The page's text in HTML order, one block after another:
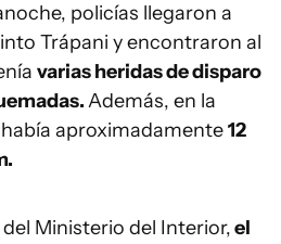
policías llegaron a
Trápani y encontraron al
varias heridas de disparo
Además, en la
aproximadamente12
Ministerio del Interior,el